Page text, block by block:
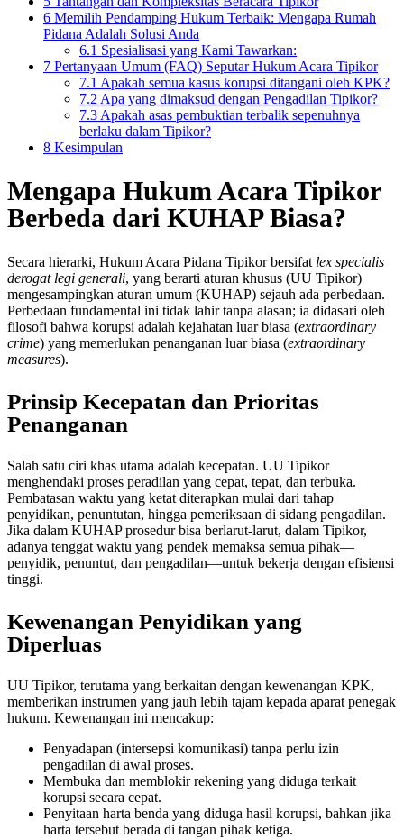
6 Memilih Pendamping Hukum Terbaik: Mengapa Rumah
Pidana Adalah Solusi Anda
6.1 Spesialisasi yang Kami Tawarkan:
7 Pertanyaan Umum (FAQ) Seputar Hukum Acara Tipikor
7.1 Apakah semua kasus korupsi ditangani oleh KPK?
7.2 Apa yang dimaksud dengan Pengadilan Tipikor?
7.3 Apakah asas pembuktian terbalik sepenuhnya
berlaku dalam Tipikor?
8 Kesimpulan
Mengapa Hukum Acara Tipikor
Berbeda dari KUHAP Biasa?
Secara hierarki, Hukum Acara Pidana Tipikor bersifat lex specialis
derogat legi generali, yang berarti aturan khusus (UU Tipikor)
mengesampingkan aturan umum (KUHAP) sejauh ada perbedaan.
Perbedaan fundamental ini tidak lahir tanpa alasan; ia didasari oleh
filosofi bahwa korupsi adalah kejahatan luar biasa (extraordinary
crime) yang memerlukan penanganan luar biasa (extraordinary
measures).
Prinsip Kecepatan dan Prioritas
Penanganan
Salah satu ciri khas utama adalah kecepatan. UU Tipikor
menghendaki proses peradilan yang cepat, tepat, dan terbuka.
Pembatasan waktu yang ketat diterapkan mulai dari tahap
penyidikan, penuntutan, hingga pemeriksaan di sidang pengadilan.
Jika dalam KUHAP prosedur bisa berlarut-larut, dalam Tipikor,
adanya tenggat waktu yang pendek memaksa semua pihak—
penyidik, penuntut, dan pengadilan—untuk bekerja dengan efisiensi
tinggi.
Kewenangan Penyidikan yang
Diperluas
UU Tipikor, terutama yang berkaitan dengan kewenangan KPK,
memberikan instrumen yang jauh lebih tajam kepada aparat penegak
hukum. Kewenangan ini mencakup:
Penyadapan (intersepsi komunikasi) tanpa perlu izin
pengadilan di awal proses.
Membuka dan memblokir rekening yang diduga terkait
korupsi secara cepat.
Penyitaan harta benda yang diduga hasil korupsi, bahkan jika
harta tersebut berada di tangan pihak ketiga.